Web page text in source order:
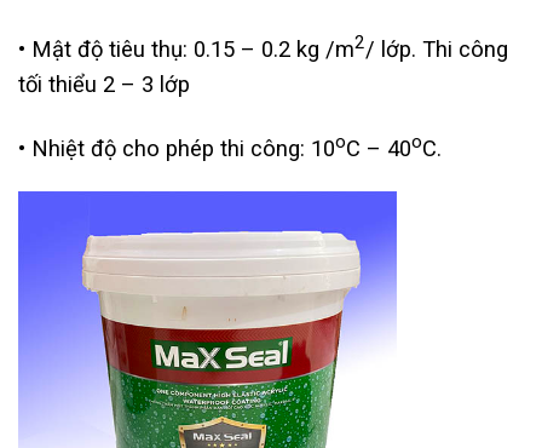
• Mật độ tiêu thụ: 0.15 – 0.2 kg /m2/ lớp. Thi công
tối thiểu 2 – 3 lớp
• Nhiệt độ cho phép thi công: 10oC – 40oC.